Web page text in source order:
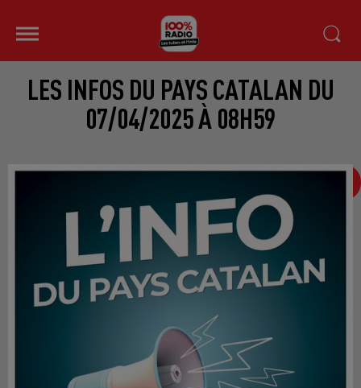
LES INFOS DU PAYS CATALAN DU
07/04/2025 À 08H59